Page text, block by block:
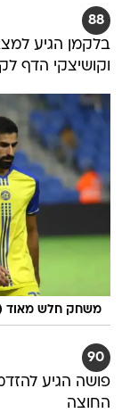
88
בלקמן הגיע
וקושיצקי הדף
משחק חלש מאוד
90
פושה הגיע
החוצה